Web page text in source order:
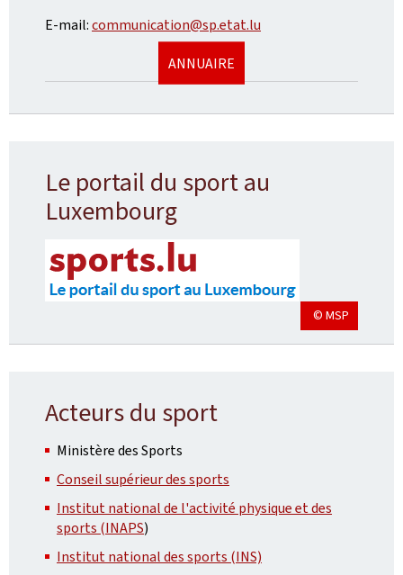
E-mail:communication@sp.etat.lu
ANNUAIRE
Le portail du sport au
Luxembourg
© MSP
Acteurs du sport
Ministère des Sports
Conseil supérieur des sports
Institut national de l'activité physique et des
sports (INAPS)
Institut national des sports (INS)